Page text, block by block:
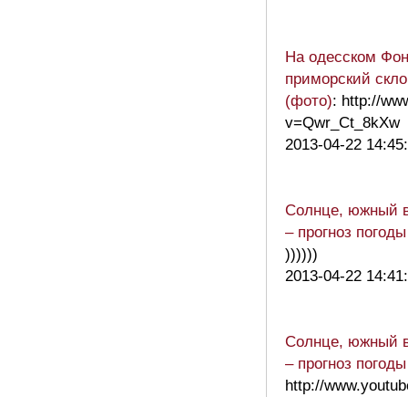
На одесском
приморский
(фото): http://
v=Qwr_Ct_8kXw
2013-04-22
Солнце, южный
– прогноз
))))))
2013-04-22
Солнце, южный
– прогноз
http://